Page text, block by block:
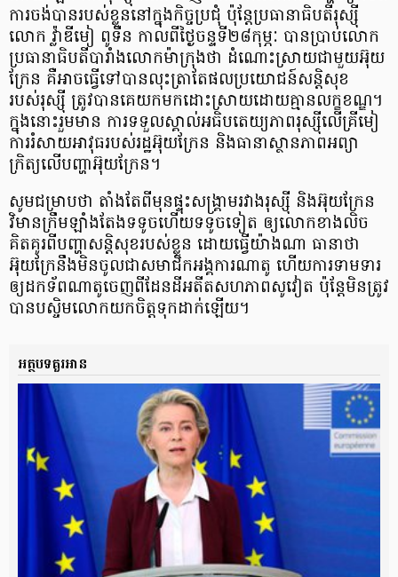
ការចង់បានរបស់ខ្លួននៅក្នុងកិច្ចប្រជុំ ប៉ុន្តែប្រធានាធិបតីរុស្ស៉ី
លោក វ៉្លាឌីមៀ ពូទីន កាលពីថ្ងៃចន្ទទី២៨កុម្ភៈ បានប្រាប់លោក
ប្រធានាធិបតីបារាំងលោកម៉ាក្រុងថា ដំណោះស្រាយជាមួយអ៊ុយ
ក្រែន គឺអាចធ្វើទៅបានលុះត្រាតែផលប្រយោជន៍សន្តិសុខ
របស់រុស្ស៊ី ត្រូវបានគេយកមកដោះស្រាយដោយគ្មានលក្ខខណ្ឌ។
ក្នុងនោះរួមមាន ការទទួលស្គាល់អធិបតេយ្យភាពរុស្ស៊ីលើគ្រីមៀ
ការរំសាយអាវុធរបស់រដ្ឋអ៊ុយក្រែន និងធានាស្ថានភាពអព្យា
ក្រិត្យលើបញ្ហាអ៊ុយក្រែន។
សូមជម្រាបថា តាំងតែពីមុនផ្ទុះសង្គ្រាមរវាងរុស្ស៊ី និងអ៊ុយក្រែន
វិមានក្រឹមឡាំងតែងទទូចហើយទទូចទៀត ឲ្យលោកខាងលិច
គិតគូរពីបញ្ហាសន្តិសុខរបស់ខ្លួន ដោយធ្វើយ៉ាងណា ធានាថា
អ៊ុយក្រែនឹងមិនចូលជាសមាជិកអង្គការណាតូ ហើយការទាមទារ
ឲ្យដកទ័ពណាតូចេញពីដែនដីអតីតសហភាពសូវៀត ប៉ុន្តែមិនត្រូវ
បានបស្ចិមលោកយកចិត្តទុកដាក់ឡើយ។
អត្ថបទគួរអាន